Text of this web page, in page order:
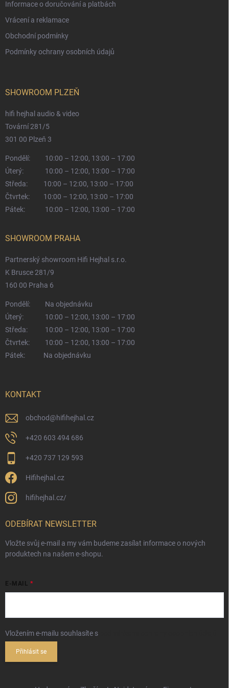
Informace o doručování a platbách
Vrácení a reklamace
Obchodní podmínky
Podmínky ochrany osobních údajů
SHOWROOM PLZEŇ
hifi hejhal audio & video
Tovární 281/5
301 00 Plzeň 3
Pondělí:
10:00 – 12:00, 13:00 – 17:00
Úterý:
10:00 – 12:00, 13:00 – 17:00
Středa:
10:00 – 12:00, 13:00 – 17:00
Čtvrtek:
10:00 – 12:00, 13:00 – 17:00
Pátek:
10:00 – 12:00, 13:00 – 17:00
SHOWROOM PRAHA
Partnerský showroom Hifi Hejhal s.r.o.
K Brusce 281/9
160 00 Praha 6
Pondělí:
Na objednávku
Úterý:
10:00 – 12:00, 13:00 – 17:00
Středa:
10:00 – 12:00, 13:00 – 17:00
Čtvrtek:
10:00 – 12:00, 13:00 – 17:00
Pátek:
Na objednávku
KONTAKT
obchod@hifihejhal.cz
+420 603 494 686
+420 737 129 593
Hifihejhal.cz
hifihejhal.cz/
ODEBÍRAT NEWSLETTER
Vložte svůj e-mail a my vám budeme zasílat informace o nových
produktech na našem e-shopu.
E-MAIL
Vložením e-mailu souhlasíte s
Přihlásit se